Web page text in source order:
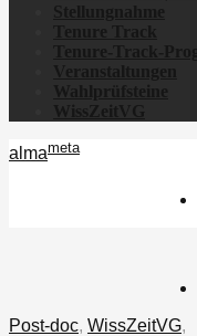
almameta
Post-doc, WissZeitVG,